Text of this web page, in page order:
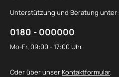
Unterstützung und Beratung unter:
0180 - 000000
Mo-Fr, 09:00 - 17:00 Uhr
Oder über unser Kontaktformular.